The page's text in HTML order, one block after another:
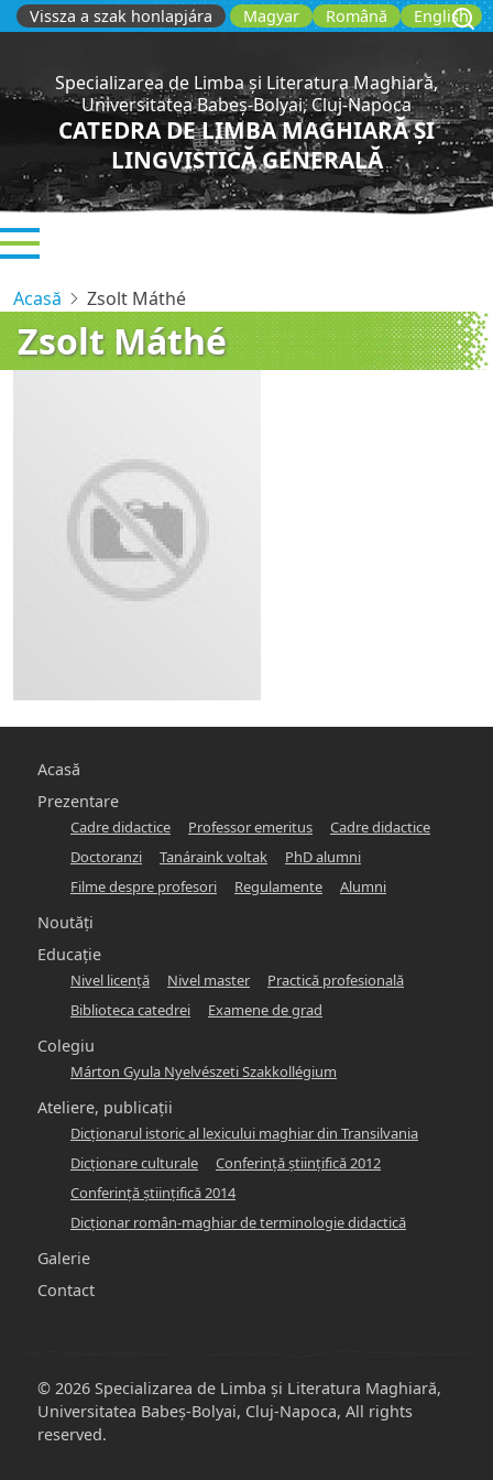
Sari
la
principal
Magyar Română English
Vissza a szak honlapjára
Specializarea de Limba și Literatura Maghiară,
Universitatea Babeș-Bolyai, Cluj-Napoca
CATEDRA DE LIMBA MAGHIARĂ ȘI
LINGVISTICĂ GENERALĂ
Acasă Zsolt Máthé
Zsolt Máthé
Main
navigation
hunlang
Acasă
Prezentare
Cadre didactice Professor emeritus
Cadre didactice
Doctoranzi
Tanáraink voltak
PhD alumni
Filme despre profesori
Regulamente Alumni
Noutăți
Educație
Nivel licență Nivel master
Practică profesională
Biblioteca catedrei
Examene de grad
Colegiu
Márton Gyula Nyelvészeti Szakkollégium
Ateliere, publicații
Dicţionarul istoric al lexicului maghiar din Transilvania
Dicţionare culturale
Conferinţă ştiinţifică 2012
Conferinţă ştiinţifică 2014
Dicţionar român-maghiar de terminologie didactică
Galerie
Contact
© 2026 Specializarea de Limba și Literatura Maghiară,
Universitatea Babeș-Bolyai, Cluj-Napoca, All rights
reserved.